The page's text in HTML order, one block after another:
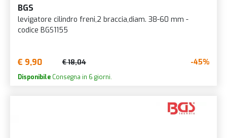
BGS
levigatore cilindro freni,2 braccia,diam. 38-60 mm -
codice BGS1155
€ 9,90 € 18,04 -45%
Disponibile Consegna in 6 giorni.